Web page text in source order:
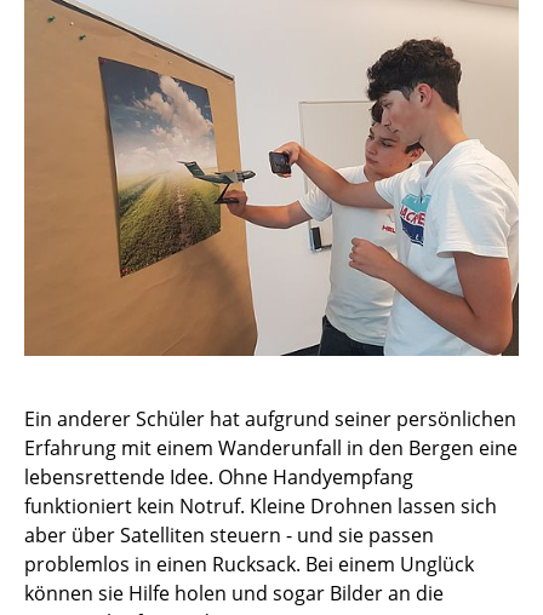
Ein anderer Schüler hat aufgrund seiner persönlichen
Erfahrung mit einem Wanderunfall in den Bergen eine
lebensrettende Idee. Ohne Handyempfang
funktioniert kein Notruf. Kleine Drohnen lassen sich
aber über Satelliten steuern - und sie passen
problemlos in einen Rucksack. Bei einem Unglück
können sie Hilfe holen und sogar Bilder an die